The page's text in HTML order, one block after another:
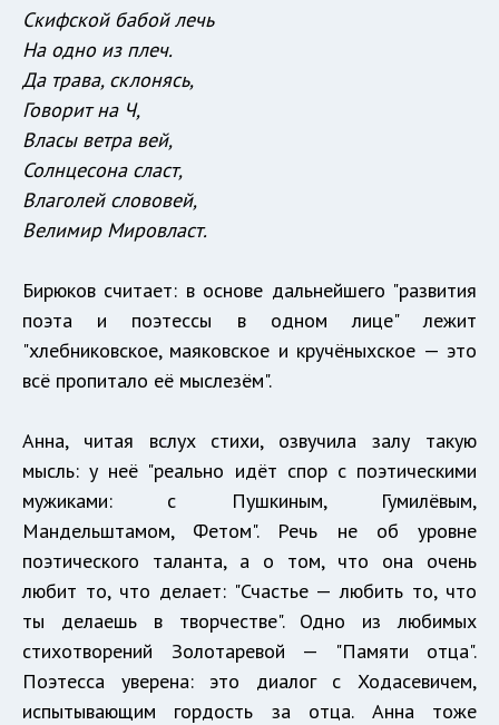
Скифской бабой лечь
На одно из плеч.
Да трава, склонясь,
Говорит на Ч,
Власы ветра вей,
Солнцесона сласт,
Влаголей слововей,
Велимир Мировласт.
Бирюков считает: в основе дальнейшего "развития
поэта и поэтессы в одном лице" лежит
"хлебниковское, маяковское и кручёныхское — это
всё пропитало её мыслезём".
Анна, читая вслух стихи, озвучила залу такую
мысль: у неё "реально идёт спор с поэтическими
мужиками: с Пушкиным, Гумилёвым,
Мандельштамом, Фетом". Речь не об уровне
поэтического таланта, а о том, что она очень
любит то, что делает: "Счастье — любить то, что
ты делаешь в творчестве". Одно из любимых
стихотворений Золотаревой — "Памяти отца".
Поэтесса уверена: это диалог с Ходасевичем,
испытывающим гордость за отца. Анна тоже